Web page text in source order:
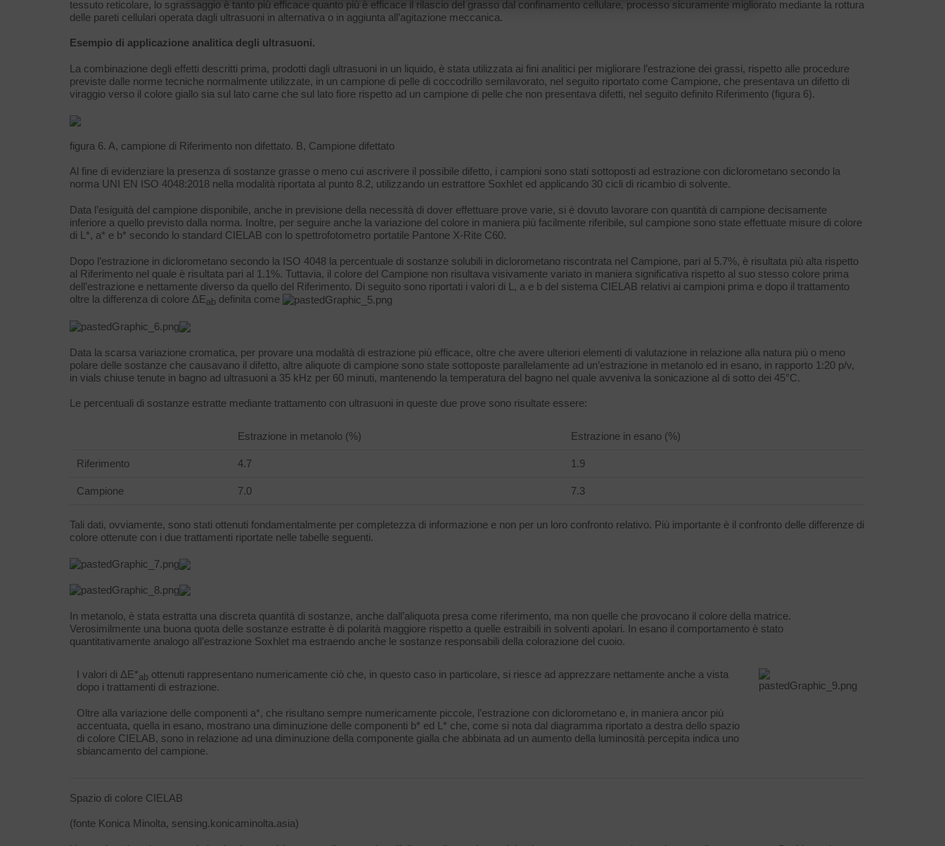
tessuto reticolare, lo sgrassaggio è tanto più efficace quanto più è efficace il rilascio del grasso dal confinamento cellulare, processo sicuramente migliorato mediante la rottura
delle pareti cellulari operata dagli ultrasuoni in alternativa o in aggiunta all’agitazione meccanica.
Esempio di applicazione analitica degli ultrasuoni.
La combinazione degli effetti descritti prima, prodotti dagli ultrasuoni in un liquido, è stata utilizzata ai fini analitici per migliorare l’estrazione dei grassi, rispetto alle procedure
previste dalle norme tecniche normalmente utilizzate, in un campione di pelle di coccodrillo semilavorato, nel seguito riportato come Campione, che presentava un difetto di
viraggio verso il colore giallo sia sul lato carne che sul lato fiore rispetto ad un campione di pelle che non presentava difetti, nel seguito definito Riferimento (figura 6).
figura 6. A, campione di Riferimento non difettato. B, Campione difettato
Al fine di evidenziare la presenza di sostanze grasse o meno cui ascrivere il possibile difetto, i campioni sono stati sottoposti ad estrazione con diclorometano secondo la
norma UNI EN ISO 4048:2018 nella modalità riportata al punto 8.2, utilizzando un estrattore Soxhlet ed applicando 30 cicli di ricambio di solvente.
Data l’esiguità del campione disponibile, anche in previsione della necessità di dover effettuare prove varie, si è dovuto lavorare con quantità di campione decisamente
inferiore a quello previsto dalla norma. Inoltre, per seguire anche la variazione del colore in maniera più facilmente riferibile, sul campione sono state effettuate misure di colore
di L*, a* e b* secondo lo standard CIELAB con lo spettrofotometro portatile Pantone X-Rite C60.
Dopo l’estrazione in diclorometano secondo la ISO 4048 la percentuale di sostanze solubili in diclorometano riscontrata nel Campione, pari al 5.7%, è risultata più alta rispetto
al Riferimento nel quale è risultata pari al 1.1%. Tuttavia, il colore del Campione non risultava visivamente variato in maniera significativa rispetto al suo stesso colore prima
dell’estrazione e nettamente diverso da quello del Riferimento. Di seguito sono riportati i valori di L, a e b del sistema CIELAB relativi ai campioni prima e dopo il trattamento
oltre la differenza di colore ΔEab definita come
Data la scarsa variazione cromatica, per provare una modalità di estrazione più efficace, oltre che avere ulteriori elementi di valutazione in relazione alla natura più o meno
polare delle sostanze che causavano il difetto, altre aliquote di campione sono state sottoposte parallelamente ad un’estrazione in metanolo ed in esano, in rapporto 1:20 p/v,
in vials chiuse tenute in bagno ad ultrasuoni a 35 kHz per 60 minuti, mantenendo la temperatura del bagno nel quale avveniva la sonicazione al di sotto dei 45°C.
Le percentuali di sostanze estratte mediante trattamento con ultrasuoni in queste due prove sono risultate essere:
Estrazione in metanolo (%) Estrazione in esano (%)
Riferimento 4.7 1.9
Campione 7.0 7.3
Tali dati, ovviamente, sono stati ottenuti fondamentalmente per completezza di informazione e non per un loro confronto relativo. Più importante è il confronto delle differenze di
colore ottenute con i due trattamenti riportate nelle tabelle seguenti.
In metanolo, è stata estratta una discreta quantità di sostanze, anche dall’aliquota presa come riferimento, ma non quelle che provocano il colore della matrice.
Verosimilmente una buona quota delle sostanze estratte è di polarità maggiore rispetto a quelle estraibili in solventi apolari. In esano il comportamento è stato
quantitativamente analogo all’estrazione Soxhlet ma estraendo anche le sostanze responsabili della colorazione del cuoio.
I valori di ΔE*ab ottenuti rappresentano numericamente ciò che, in questo caso in particolare, si riesce ad apprezzare nettamente anche a vista
dopo i trattamenti di estrazione.
Oltre alla variazione delle componenti a*, che risultano sempre numericamente piccole, l’estrazione con diclorometano e, in maniera ancor più
accentuata, quella in esano, mostrano una diminuzione delle componenti b* ed L* che, come si nota dal diagramma riportato a destra dello spazio
di colore CIELAB, sono in relazione ad una diminuzione della componente gialla che abbinata ad un aumento della luminosità percepita indica uno
sbiancamento del campione.
Spazio di colore CIELAB
(fonte Konica Minolta, sensing.konicaminolta.asia)